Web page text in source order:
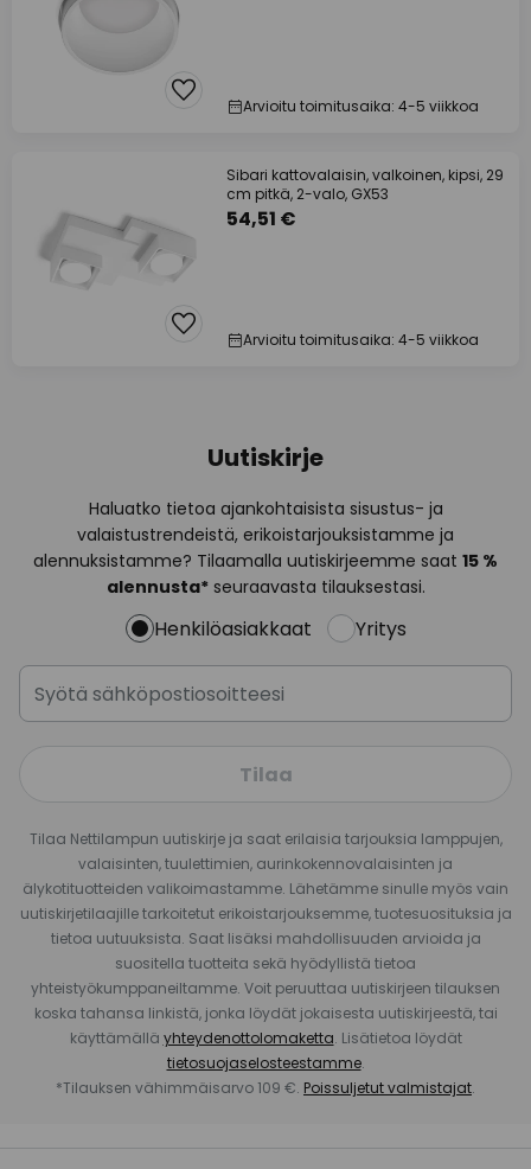
Arvioitu toimitusaika: 4-5 viikkoa
Sibari kattovalaisin, valkoinen, kipsi, 29
cm pitkä, 2-valo, GX53
54,51 €
Arvioitu toimitusaika: 4-5 viikkoa
Uutiskirje
Haluatko tietoa ajankohtaisista sisustus- ja
valaistustrendeistä, erikoistarjouksistamme ja
alennuksistamme? Tilaamalla uutiskirjeemme saat 15 %
alennusta*seuraavasta tilauksestasi.
Henkilöasiakkaat Yritys
Tilaa
Tilaa Nettilampun uutiskirje ja saat erilaisia tarjouksia lamppujen,
valaisinten, tuulettimien, aurinkokennovalaisinten ja
älykotituotteiden valikoimastamme. Lähetämme sinulle myös vain
uutiskirjetilaajille tarkoitetut erikoistarjouksemme, tuotesuosituksia ja
tietoa uutuuksista. Saat lisäksi mahdollisuuden arvioida ja
suositella tuotteita sekä hyödyllistä tietoa
yhteistyökumppaneiltamme. Voit peruuttaa uutiskirjeen tilauksen
koska tahansa linkistä, jonka löydät jokaisesta uutiskirjeestä, tai
käyttämällä yhteydenottolomaketta. Lisätietoa löydät
tietosuojaselosteestamme.
*Tilauksen vähimmäisarvo 109 €. Poissuljetut valmistajat.